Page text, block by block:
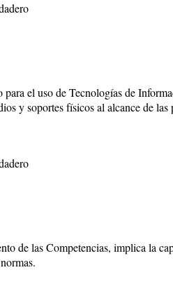
el uso de Tecnologías de
y soportes físicos al alcance de las
de las Competencias, implica la